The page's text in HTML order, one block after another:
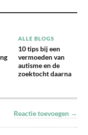
ALLE BLOGS
10 tips bij een
vermoeden van
autisme en de
zoektocht daarna
Reactie toevoegen →